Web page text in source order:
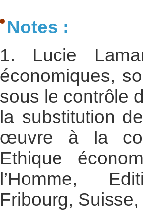
Notes :
1. Lucie
économiques,
sous le contrôle
la substitution
œuvre à la
Ethique
l’Homme,
Fribourg,